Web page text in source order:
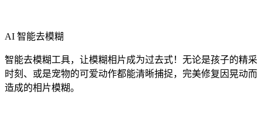
AI 智能去模糊
智能去模糊工具，让模糊相片成为过去式！无论是孩子的精采
时刻、或是宠物的可爱动作都能清晰捕捉，完美修复因晃动而
造成的相片模糊。